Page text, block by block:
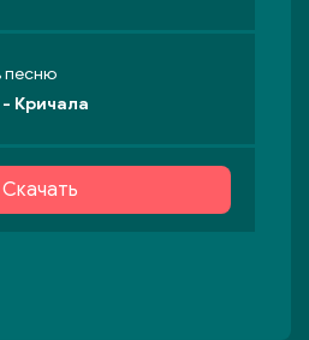
песню
- Кричала
Скачать